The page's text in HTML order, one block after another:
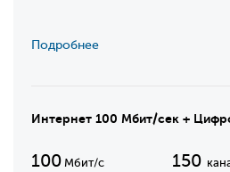
Подробнее
Интернет 100 Мбит/сек +
100 Мбит/с
150